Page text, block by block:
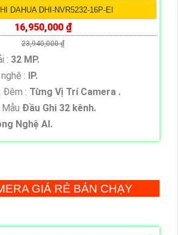
DAHUA DHI-NVR5232-16P-EI
16,950,000 ₫
23,940,000 ₫
: 32 MP.
: IP.
Đêm : Từng Vị Trí Camera .
Đầu Ghi 32 kênh.
Nghệ AI.
GIÁ RẺ BÁN CHẠY